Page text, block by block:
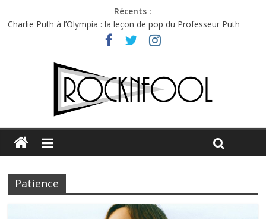
Récents :
Charlie Puth à l’Olympia : la leçon de pop du Professeur Puth
Festival Triptyque : un nouveau festival de musique indépendant
Hellfest 2026 vendredi : température et émotions en hausse
Hellfest 2026 jeudi : impossible de choisir entre chaleur et bonne
Première édition du Midgard Festival : entre bière, métal et
Patience